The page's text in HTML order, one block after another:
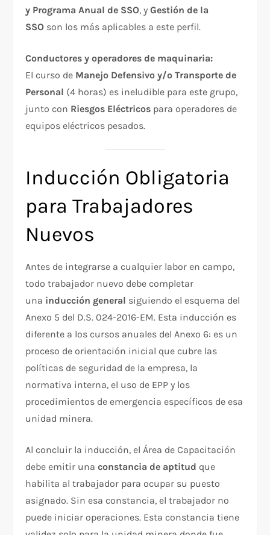
y Programa Anual de SSO, yGestión de la
SSO son los más aplicables a este perfil.
Conductores y operadores de maquinaria:
El curso de Manejo Defensivo y/o Transporte de
Personal (4 horas) es ineludible para este grupo,
junto con Riesgos Eléctricos para operadores de
equipos eléctricos pesados.
Inducción Obligatoria
para Trabajadores
Nuevos
Antes de integrarse a cualquier labor en campo,
todo trabajador nuevo debe completar
una inducción general siguiendo el esquema del
Anexo 5 del D.S. 024-2016-EM. Esta inducción es
diferente a los cursos anuales del Anexo 6: es un
proceso de orientación inicial que cubre las
políticas de seguridad de la empresa, la
normativa interna, el uso de EPP y los
procedimientos de emergencia específicos de esa
unidad minera.
Al concluir la inducción, el Área de Capacitación
debe emitir unaconstancia de aptitud que
habilita al trabajador para ocupar su puesto
asignado. Sin esa constancia, el trabajador no
puede iniciar operaciones. Esta constancia tiene